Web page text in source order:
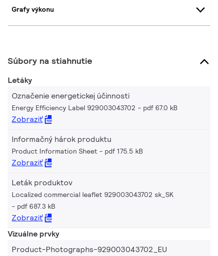
Grafy výkonu
Súbory na stiahnutie
Letáky
Označenie energetickej účinnosti
Energy Efficiency Label 929003043702 pdf 67.0 kB
Zobraziť
Informačný hárok produktu
Product Information Sheet pdf 175.5 kB
Zobraziť
Leták produktov
Localized commercial leaflet 929003043702 sk_SK
pdf 687.3 kB
Zobraziť
Vizuálne prvky
Product-Photographs-929003043702_EU